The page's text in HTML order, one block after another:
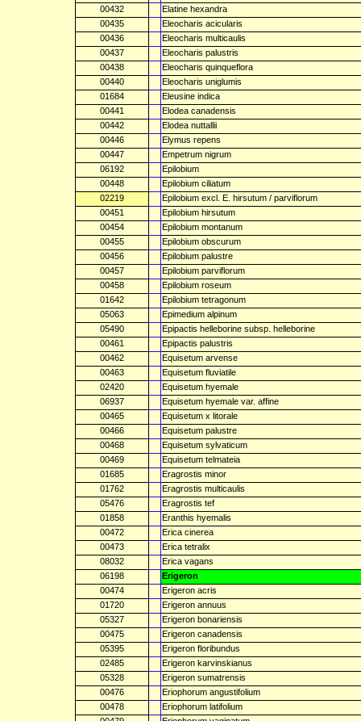
00432
Elatine hexandra
00435
Eleocharis acicularis
00436
Eleocharis multicaulis
00437
Eleocharis palustris
00438
Eleocharis quinqueflora
00440
Eleocharis uniglumis
01684
Eleusine indica
00441
Elodea canadensis
00442
Elodea nuttallii
00446
Elymus repens
00447
Empetrum nigrum
06192
Epilobium
00448
Epilobium ciliatum
02219
Epilobium excl. E. hirsutum / parviflorum
00451
Epilobium hirsutum
00454
Epilobium montanum
00455
Epilobium obscurum
00456
Epilobium palustre
00457
Epilobium parviflorum
00458
Epilobium roseum
01642
Epilobium tetragonum
05063
Epimedium alpinum
05490
Epipactis helleborine subsp. helleborine
00461
Epipactis palustris
00462
Equisetum arvense
00463
Equisetum fluviatile
02420
Equisetum hyemale
06937
Equisetum hyemale var. affine
00465
Equisetum x litorale
00466
Equisetum palustre
00468
Equisetum sylvaticum
00469
Equisetum telmateia
01685
Eragrostis minor
01762
Eragrostis multicaulis
05476
Eragrostis tef
01858
Eranthis hyemalis
00472
Erica cinerea
00473
Erica tetralix
08032
Erica vagans
06198
Erigeron
00474
Erigeron acris
01720
Erigeron annuus
05327
Erigeron bonariensis
00475
Erigeron canadensis
05395
Erigeron floribundus
02485
Erigeron karvinskianus
05328
Erigeron sumatrensis
00476
Eriophorum angustifolium
00478
Eriophorum latifolium